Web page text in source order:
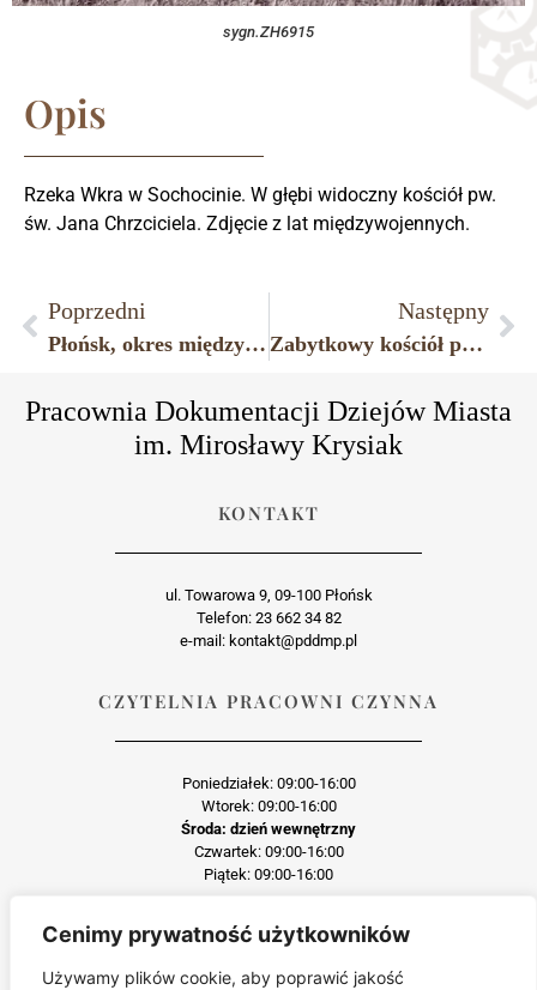
Cenimy prywatność użytkowników
Używamy plików cookie, aby poprawić jakość
sygn.ZH6915
Opis
Rzeka Wkra w Sochocinie. W głębi widoczny kościół pw.
św. Jana Chrzciciela. Zdjęcie z lat międzywojennych.
Poprzedni
Płońsk, okres międzywojenny, siedziba Sejmikowego Ośrodka Zdrowia usytuowanego prawdopodobnie przy ulicy Płockiej.
Następny
Zabytkowy kościół parafialny pw. św. Stanisława BM w Sarbiewie.
Pracownia Dokumentacji Dziejów Miasta
im. Mirosławy Krysiak
KONTAKT
ul. Towarowa 9, 09-100 Płońsk
Telefon: 23 662 34 82
e-mail: kontakt@pddmp.pl
CZYTELNIA PRACOWNI CZYNNA
Poniedziałek: 09:00-16:00
Wtorek: 09:00-16:00
Środa: dzień wewnętrzny
Czwartek: 09:00-16:00
Piątek: 09:00-16:00
Każda reprodukcja lub adaptacja całości bądź części materiału, niezależnie od
Jakiekolwiek kopiowanie, reprodukcja lub publikacja prezentowanego materiału